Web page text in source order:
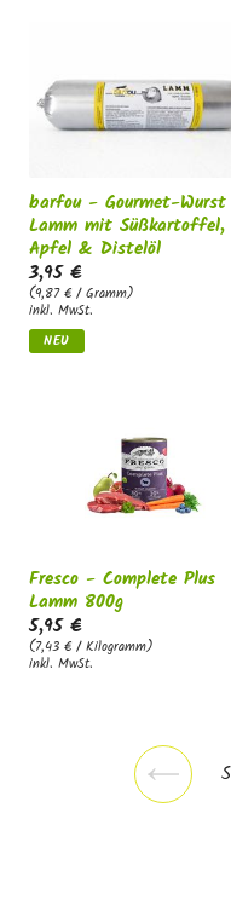
barfou - Gourmet-Wurst
Lamm mit Süßkartoffel,
Apfel & Distelöl
3,95 €
(9,87 € / Gramm)
inkl. MwSt.
NEU
Fresco - Complete Plus
Lamm 800g
5,95 €
(7,43 € / Kilogramm)
inkl. MwSt.